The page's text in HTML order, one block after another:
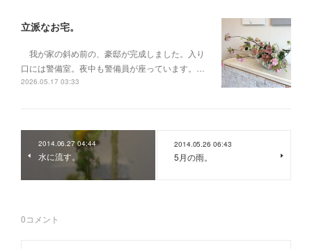
立派なお宅。
我が家の斜め前の、豪邸が完成しました。入り
口には警備室。夜中も警備員が座っています。…
2026.05.17 03:33
2014.06.27 04:44
水に流す。
2014.05.26 06:43
5月の雨。
0コメント